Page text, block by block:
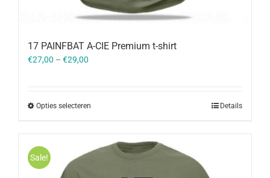
17 PAINFBAT A-CIE Premium t-shirt
€27,00 – €29,00
Opties selecteren Details
Sale!